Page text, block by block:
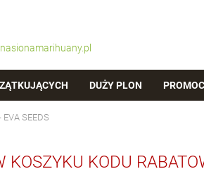
DUŻY PLON
EVA SEEDS
KOSZYKU KODU